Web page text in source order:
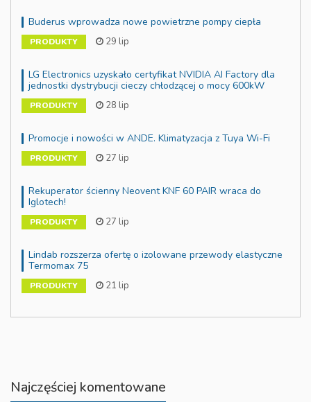
Buderus wprowadza nowe powietrzne pompy ciepła
PRODUKTY 29 lip
LG Electronics uzyskało certyfikat NVIDIA AI Factory dla
jednostki dystrybucji cieczy chłodzącej o mocy 600kW
PRODUKTY 28 lip
Promocje i nowości w ANDE. Klimatyzacja z Tuya Wi-Fi
PRODUKTY 27 lip
Rekuperator ścienny Neovent KNF 60 PAIR wraca do
Iglotech!
PRODUKTY 27 lip
Lindab rozszerza ofertę o izolowane przewody elastyczne
Termomax 75
PRODUKTY 21 lip
Najczęściej komentowane